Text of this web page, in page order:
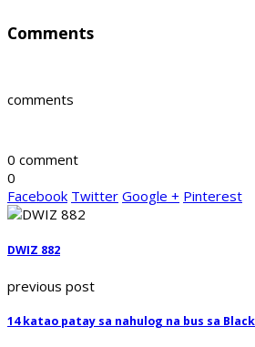
Comments
comments
0 comment
0
Facebook Twitter Google + Pinterest
DWIZ 882
previous post
14 katao patay sa nahulog na bus sa Black